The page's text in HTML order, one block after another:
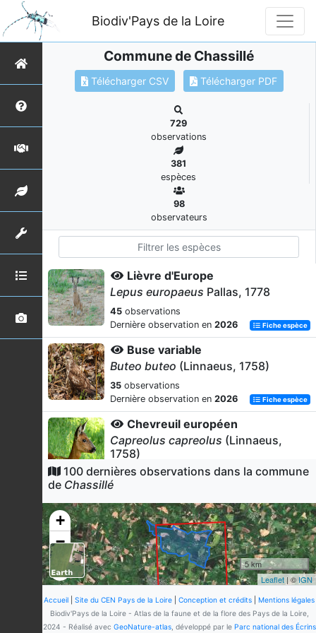
Biodiv'Pays de la Loire
Commune de Chassillé
Télécharger CSV Télécharger PDF
729
observations
381
espèces
98
observateurs
Lièvre d'Europe
Lepus europaeus Pallas, 1778
45 observations
Dernière observation en 2026 Fiche espèce
Buse variable
Buteo buteo (Linnaeus, 1758)
35 observations
Dernière observation en 2026 Fiche espèce
Chevreuil européen
Capreolus capreolus (Linnaeus,
1758)
31observations
Dernière observation en
Pigeon ramier
Columba palumbusLinnaeus, 1758
17observations
Dernière observation en2026 Fiche espèce
Corneille noire
Corvus coroneLinnaeus, 1758
13
observations
100 dernières observations dans la commune
de Chassillé
+
−
5 km
Leaflet | ©IGN
Accueil Site du CEN Pays de la Loire Conception et crédits
Mentions légales
Biodiv'Pays de la Loire - Atlas de la faune et de la flore des Pays de la Loire,
2024 - Réalisé avec GeoNature-atlas, développé par le Parc national des Écrins